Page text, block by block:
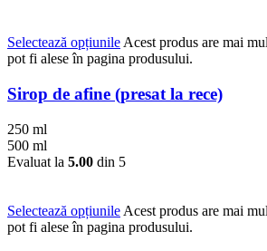
Selectează opțiunile Acest produs are mai
pot fi alese în pagina produsului.
Sirop de afine (presat la rece)
250 ml
500 ml
Evaluat la 5.00 din 5
Selectează opțiunile Acest produs are mai
pot fi alese în pagina produsului.